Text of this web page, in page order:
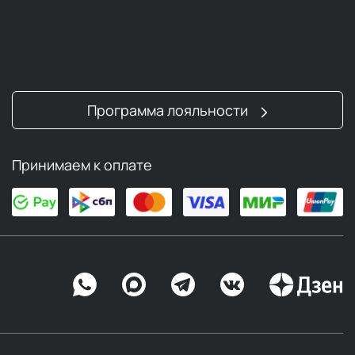
Программа лояльности
Принимаем к оплате